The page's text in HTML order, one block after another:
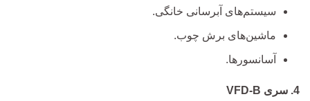
سیستم‌های آبرسانی خانگی.
ماشین‌های برش چوب.
آسانسورها.
4. سری VFD-B